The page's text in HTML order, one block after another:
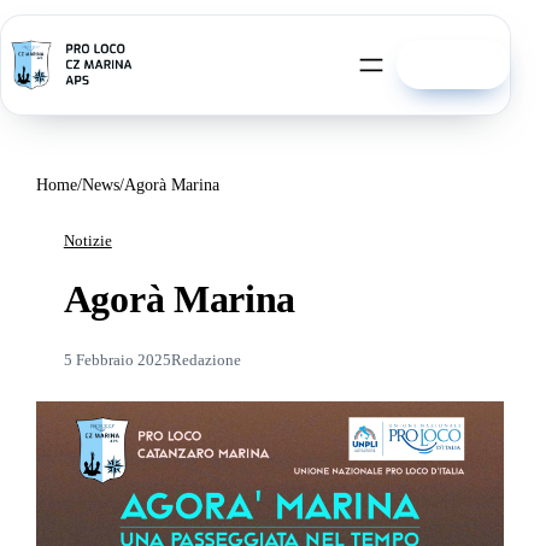
Vai
al
contenuto
Home News Agorà Marina
Notizie
Agorà Marina
5 Febbraio 2025Redazione